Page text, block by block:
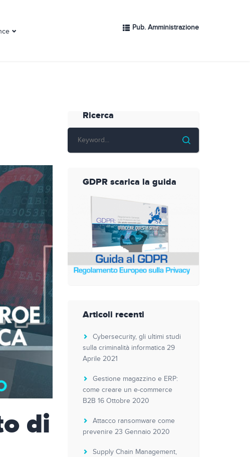
Pub. Amministrazione
di
Ricerca
GDPR scarica la guida
Articoli recenti
Cybersecurity, gli ultimi studi
sulla criminalità informatica 29
Aprile 2021
Gestione magazzino e ERP:
come creare un e-commerce
B2B 16 Ottobre 2020
Attacco ransomware come
prevenire 23 Gennaio 2020
Supply Chain Management,